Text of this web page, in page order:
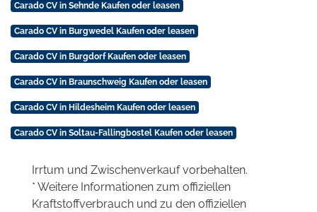
Carado CV in Sehnde Kaufen oder leasen
Carado CV in Burgwedel Kaufen oder leasen
Carado CV in Burgdorf Kaufen oder leasen
Carado CV in Braunschweig Kaufen oder leasen
Carado CV in Hildesheim Kaufen oder leasen
Carado CV in Soltau-Fallingbostel Kaufen oder leasen
Irrtum und Zwischenverkauf vorbehalten.
* Weitere Informationen zum offiziellen
Kraftstoffverbrauch und zu den offiziellen